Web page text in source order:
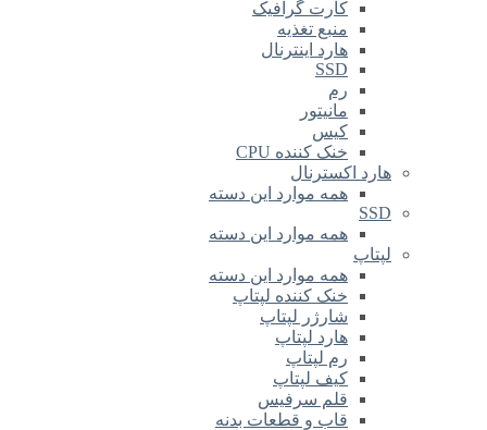
کارت گرافیک
منبع تغذیه
هارد اینترنال
SSD
رم
مانیتور
کیس
خنک کننده CPU
هارد اکسترنال
همه موارد این دسته
SSD
همه موارد این دسته
لپتاپ
همه موارد این دسته
خنک کننده لپتاپ
شارژر لپتاپ
هارد لپتاپ
رم لپتاپ
کیف لپتاپ
قلم سرفیس
قاب و قطعات بدنه